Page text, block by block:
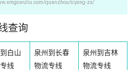
quanzhou/siping-zx/
查询
白山
线
泉州到长春
物流专线
泉州到吉林
物流专线